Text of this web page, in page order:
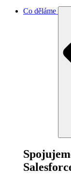
Co děláme